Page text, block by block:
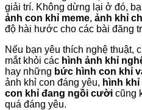
giải trí. Không dừng lại ở đó,
ảnh con khỉ meme, ảnh khỉ
độ hài hước cho các bài đăng
Nếu bạn yêu thích nghệ thuật,
mắt khỏi các hình ảnh khỉ
hay những bức hình con khỉ
ảnh khỉ con đáng yêu, hình
con khỉ đang ngồi cười cũng
quá đáng yêu.